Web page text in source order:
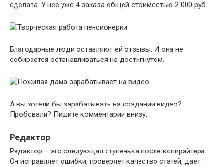
сделала. У нее уже 4 заказа общей стоимостью 2 000 руб.
Благодарные люди оставляют ей отзывы. И она не
собирается останавливаться на достигнутом.
А вы хотели бы зарабатывать на создании видео?
Пробовали? Пишите комментарии внизу.
Редактор
Редактор – это следующая ступенька после копирайтера.
Он исправляет ошибки, проверяет качество статей, дает